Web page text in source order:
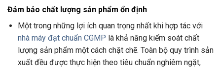
Đảm bảo chất lượng sản phẩm ổn định
Một trong những lợi ích quan trọng nhất khi hợp tác với
nhà máy đạt chuẩn CGMP là khả năng kiểm soát chất
lượng sản phẩm một cách chặt chẽ. Toàn bộ quy trình sản
xuất đều được thực hiện theo tiêu chuẩn nghiêm ngặt,